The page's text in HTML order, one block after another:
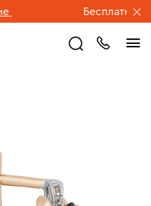
Бесплатная